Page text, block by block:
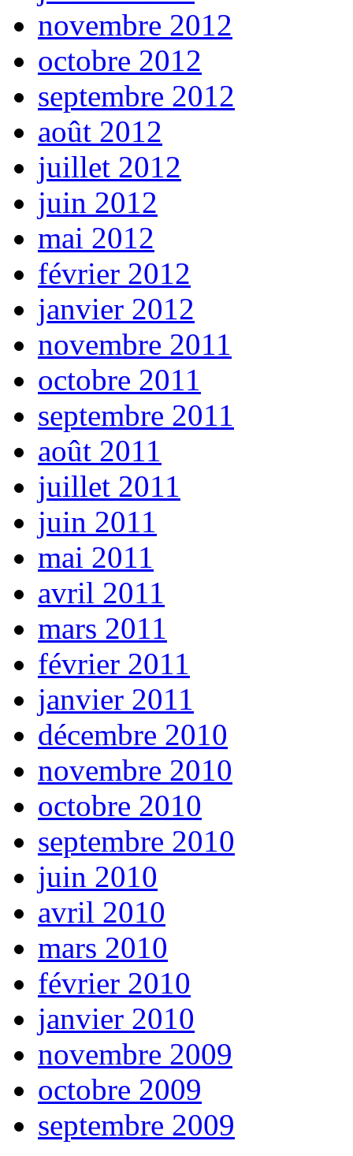
novembre 2012
octobre 2012
septembre 2012
août 2012
juillet 2012
juin 2012
mai 2012
février 2012
janvier 2012
novembre 2011
octobre 2011
septembre 2011
août 2011
juillet 2011
juin 2011
mai 2011
avril 2011
mars 2011
février 2011
janvier 2011
décembre 2010
novembre 2010
octobre 2010
septembre 2010
juin 2010
avril 2010
mars 2010
février 2010
janvier 2010
novembre 2009
octobre 2009
septembre 2009